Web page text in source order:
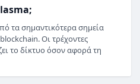
τα σημαντικότερα σημεία
Οι τρέχοντες
το δίκτυο όσον αφορά τη